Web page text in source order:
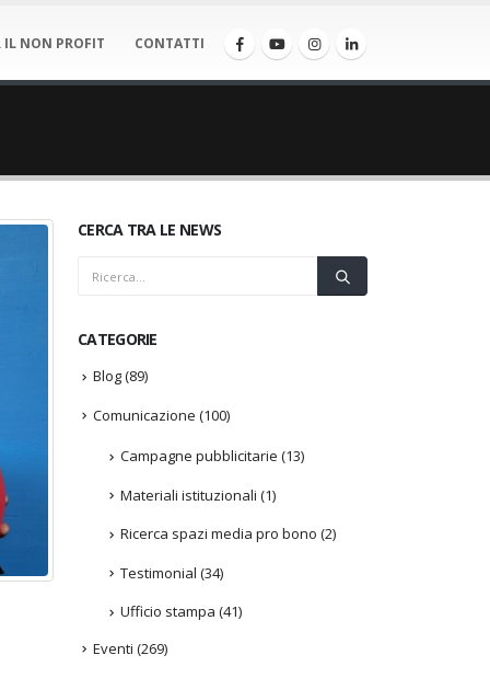
IL NON PROFIT CONTATTI
CERCA TRA LE NEWS
CATEGORIE
Blog(89)
Comunicazione (100)
Campagne pubblicitarie (13)
Materiali istituzionali (1)
Ricerca spazi media pro bono (2)
Testimonial (34)
Ufficio stampa (41)
Eventi (269)